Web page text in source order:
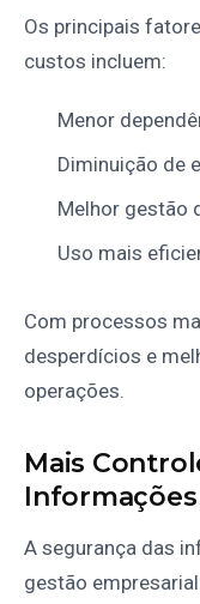
Os principais
custos incluem:
Menor
Diminuição de
Melhor gestão
Uso mais
Com processos
desperdícios e
operações.
Mais
Informações
A segurança das
gestão